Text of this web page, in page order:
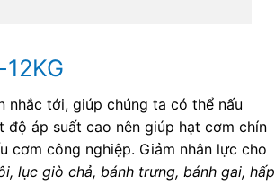
nhắc tới, giúp chúng ta có thể nấu
độ áp suất cao nên giúp hạt cơm chín
cơm công nghiệp. Giảm nhân lực cho
lục giò chả, bánh trưng, bánh gai, hấp